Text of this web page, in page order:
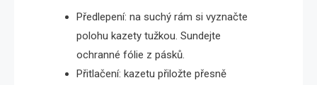
Předlepení: na suchý rám si vyznačte
polohu kazety tužkou. Sundejte
ochranné fólie z pásků.
Přitlačení: kazetu přiložte přesně